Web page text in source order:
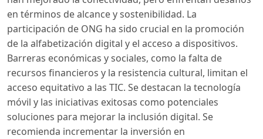
en términos de alcance y sostenibilidad. La
participación de ONG ha sido crucial en la promoción
de la alfabetización digital y el acceso a dispositivos.
Barreras económicas y sociales, como la falta de
recursos financieros y la resistencia cultural, limitan el
acceso equitativo a las TIC. Se destacan la tecnología
móvil y las iniciativas exitosas como potenciales
soluciones para mejorar la inclusión digital. Se
recomienda incrementar la inversión en